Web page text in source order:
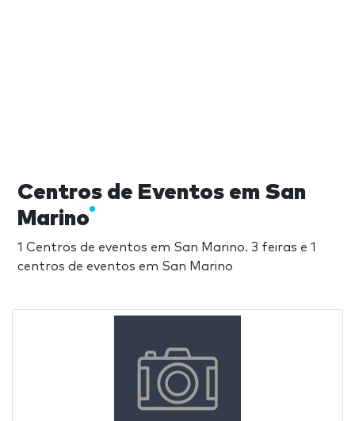
Centros de Eventos em San
Marino
1 Centros de eventos em San Marino. 3 feiras e 1
centros de eventos em San Marino